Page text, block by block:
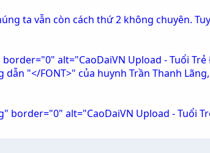
ta vẫn còn cách thứ 2 không chuyên.
alt="CaoDaiVN Upload - Tuổi
"</FONT>" của huynh Trần Thanh
alt="CaoDaiVN Upload - Tuổi